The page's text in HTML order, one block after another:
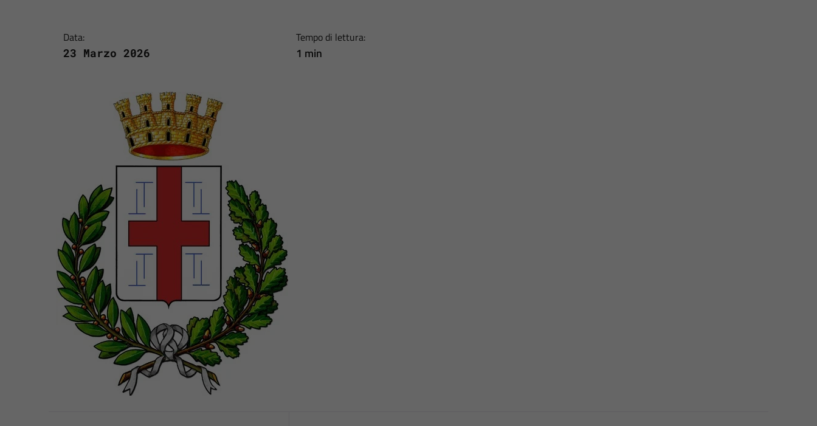
Data:
23 Marzo 2026
Tempo di lettura:
1 min